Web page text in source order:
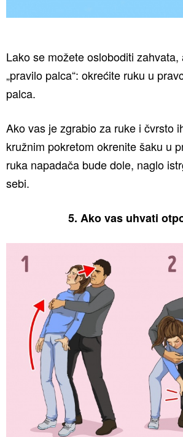
Lako se možete osloboditi
„pravilo palca“: okrećite ruku u
palca.
Ako vas je zgrabio za ruke i čvrsto
kružnim pokretom okrenite šaku u
ruka napadača bude dole, naglo
sebi.
5. Ako vas uhvati